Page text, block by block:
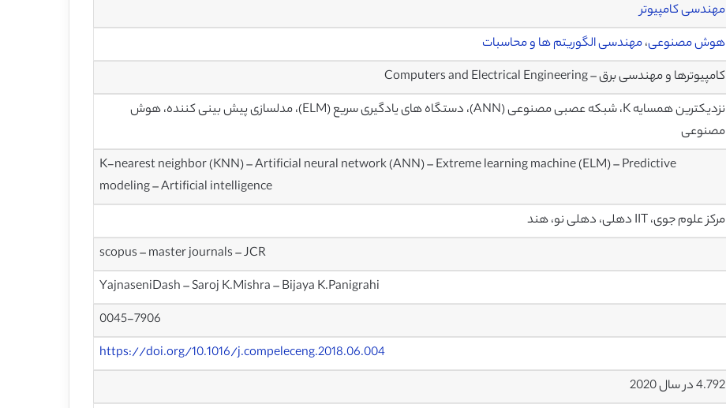
مهندسی کامپیوتر
هوش مصنوعی،مهندسی الگوریتم ها و محاسبات
کامپیوترها و مهندسی برق – Computers and Electrical Engineering
نزدیکترین همسایه K، شبکه عصبی مصنوعی (ANN)، دستگاه های یادگیری سریع (ELM)، مدلسازی پیش بینی کننده، هوش
مصنوعی
K-nearest neighbor (KNN) – Artificial neural network (ANN) – Extreme learning machine (ELM) – Predictive
modeling – Artificial intelligence
مرکز علوم جوی، IIT دهلی، دهلی نو، هند
scopus – master journals – JCR
YajnaseniDash – Saroj K.Mishra – Bijaya K.Panigrahi
0045-7906
https://doi.org/10.1016/j.compeleceng.2018.06.004
4.792 در سال 2020